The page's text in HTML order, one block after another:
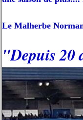
Le Malherbe
"Depuis 20